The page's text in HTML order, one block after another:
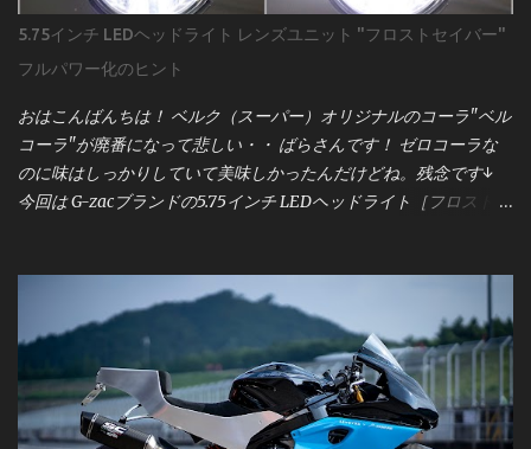
とアース」程度で済むこともありましたが、現代のインジェクシ
ョン車はECU（エンジンコントロールユニット）と各種センサー
が複雑に絡み合っています。メーター交換といえども、単純な作
す。 サービスマニュアルには、配線図・電圧値・センサー仕様な
ど、作業に必要な情報がすべて記載されています。僕は「バイク
を買ったら最初に買うべきものはサービスマニュアル」と考える
ほど。これがない状態で作業するのは、まさに暗闇を手探りで進
「motoscope pro」本体の配線図 から見ていきましょう。 この図
は、メーターの基本的な接続構成を示しており、電源・信号類の
入力がどのように繋がるかが一目で分かるようになっています。
図の下部には「 Breakout Box（ブレイクアウトボックス） 」の記
載もありますね。これはmotogadgetのオプションパーツで、各種
センサーやインジケーターの信号を整理するための中継ユニット
です。 Breakout Boxについては、後ほど詳しく解説しますので、
5.75インチ LEDヘッドライト レンズユニット "フロストセイバー"
フルパワー化のヒント
おはこんばんちは！ ベルク（スーパー）オリジナルのコーラ"ベル
コーラ"が廃番になって悲しい・・ ばらさんです！ ゼロコーラな
のに味はしっかりしていて美味しかったんだけどね。残念です↓
今回は G-zacブランドの5.75インチ LEDヘッドライト［フロストセ
左右ポジションライト＋中央ロービーム 下部：ハイビーム という
構造になっています。 ポジションライトは常時点灯なので今回は
省略。 この記事では、 **ロービームとハイビームを同時点灯させ
て、フロストセイバーの性能を100％引き出す方法** をこっそり
ご紹介します。 すでに「右側の状態」で点灯できている方は、こ
の記事はスルーでOKです。 一般的なバルブタイプのヘッドライト